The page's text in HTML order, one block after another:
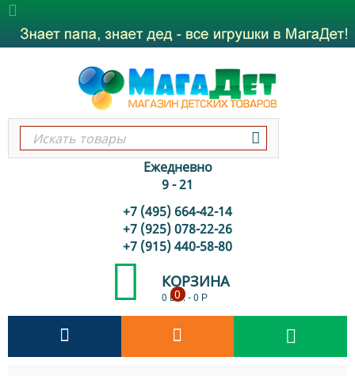
Ежедневно
9 - 21
+7 (495) 664-42-14
+7 (925) 078-22-26
+7 (915) 440-58-80
КОРЗИНА
0 шт.-0 Р
0